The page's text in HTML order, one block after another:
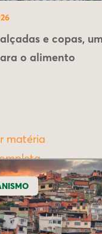
e copas,
o alimento
matéria